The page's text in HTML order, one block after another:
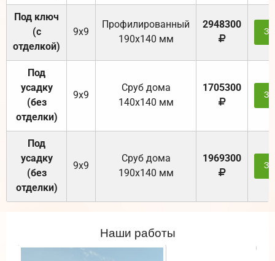
Под ключ
(с
отделкой)
9х9
Профилированный
190х140 мм
2948300
Под
усадку
(без
отделки)
9х9
Cруб дома
140х140 мм
1705300
Под
усадку
(без
отделки)
9х9
Cруб дома
190х140 мм
1969300
Наши работы